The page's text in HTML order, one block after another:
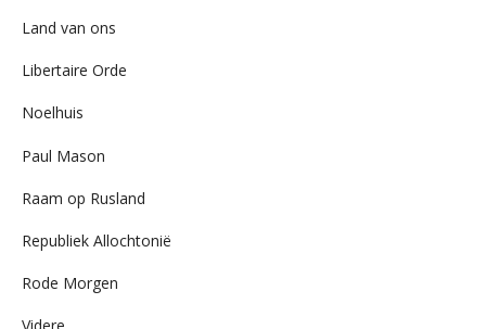
Land van ons
Libertaire Orde
Noelhuis
Paul Mason
Raam op Rusland
Republiek Allochtonië
Rode Morgen